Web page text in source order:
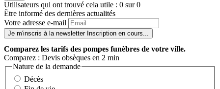
Utilisateurs qui ont trouvé cela utile : 0 sur 0
Être informé des dernières actualités
Votre adresse e-mail
Je m'inscris à la newsletter Inscription en cours...
Comparez les tarifs des pompes funèbres de votre ville.
Comparez : Devis obsèques en 2 min
Nature de la demande
Décès